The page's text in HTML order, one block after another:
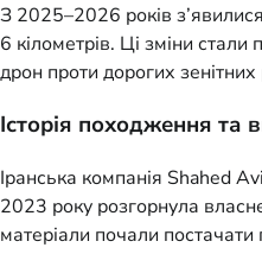
З 2025–2026 років
6 кілометрів. Ці зміни
дрон проти дорогих
Історія походження та
Іранська компанія Shahed
2023 року розгорнула
матеріали почали